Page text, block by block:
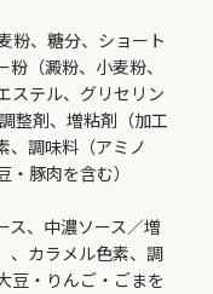
粉、糖分、ショート
（澱粉、小麦粉、
ステル、グリセリン
整剤、増粘剤（加工
、調味料（アミノ
豚肉を含む）
ス、中濃ソース／増
、カラメル色素、調
豆・りんご・ごまを